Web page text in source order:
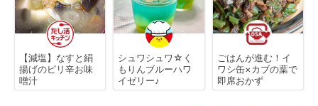
【減塩】なすと絹
揚げのピリ辛お味
噌汁
シュワシュワ☆く
もりんブルーハワ
イゼリー♪
ごはんが進む！イ
ワシ缶×カブの葉で
即席おかず